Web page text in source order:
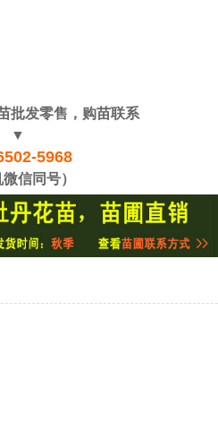
批发零售，购苗联系
▼
5968
微信同号）